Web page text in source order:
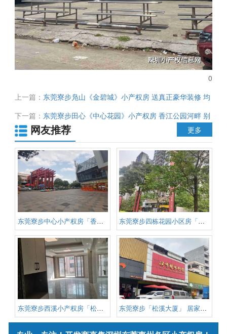
0
上一篇： 东莞寮步凫山《金碧城》小产权房 送真正豪华装修 均
价仅5980元 首付6万起 无条件分期8年
下一篇： 东莞寮步田心《中心花园》小产权房 香江公园河畔 别
墅区景观配套 均价4800元/平
网友推荐 更多
东莞寮步中心小产权房「香市樾府 东莞寮步四栋花园小区房「缪边花
东莞寮步西溪小产权房「松湖雅居 东莞寮步「松溪大厦」 居家好户